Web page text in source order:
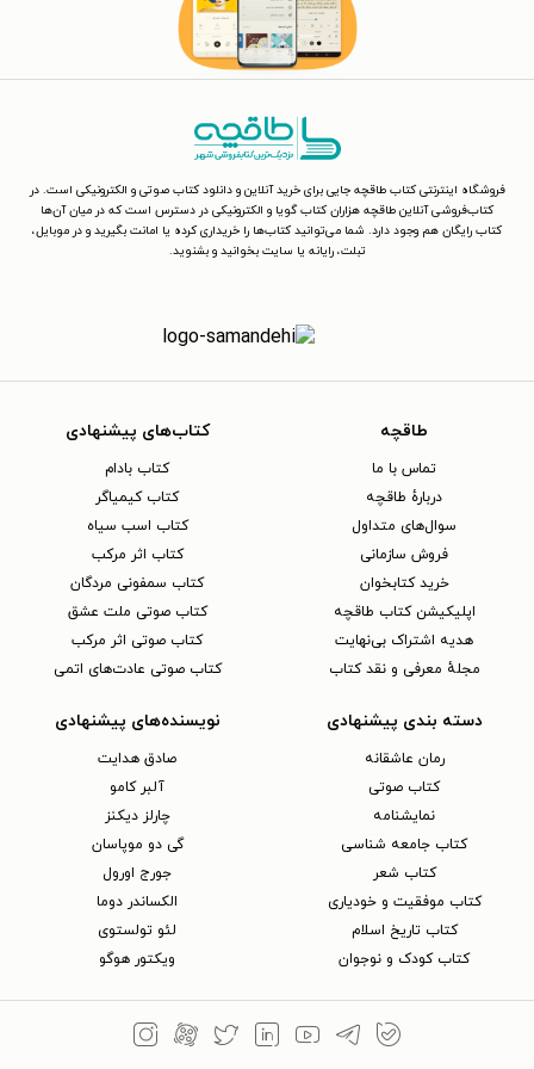
فروشگاه اینترنتی کتاب طاقچه جایی برای خرید آنلاین و دانلود کتاب صوتی و الکترونیکی است. در
کتاب‌فروشی آنلاین طاقچه هزاران کتاب گویا و الکترونیکی در دسترس است که در میان آن‌ها
کتاب رایگان هم وجود دارد. شما می‌توانید کتاب‌ها را خریداری کرده یا امانت بگیرید و در موبایل،
تبلت، رایانه یا سایت بخوانید و بشنوید.
طاقچه
تماس با ما
دربارهٔ طاقچه
سوال‌های متداول
فروش سازمانی
خرید کتابخوان
اپلیکیشن کتاب طاقچه
هدیه اشتراک بی‌نهایت
مجلهٔ معرفی و نقد کتاب
کتاب‌های پیشنهادی
کتاب بادام
کتاب کیمیاگر
کتاب اسب سیاه
کتاب اثر مرکب
کتاب سمفونی مردگان
کتاب صوتی ملت عشق
کتاب صوتی اثر مرکب
کتاب صوتی عادت‌های اتمی
دسته بندی پیشنهادی
رمان عاشقانه
کتاب‌ صوتی
نمایشنامه
کتاب جامعه شناسی
کتاب شعر
کتاب موفقیت و خودیاری
کتاب تاریخ اسلام
کتاب کودک و نوجوان
نویسنده‌های پیشنهادی
صادق هدایت
آلبر کامو
چارلز دیکنز
گی دو موپاسان
جورج اورول
الکساندر دوما
لئو تولستوی
ویکتور هوگو